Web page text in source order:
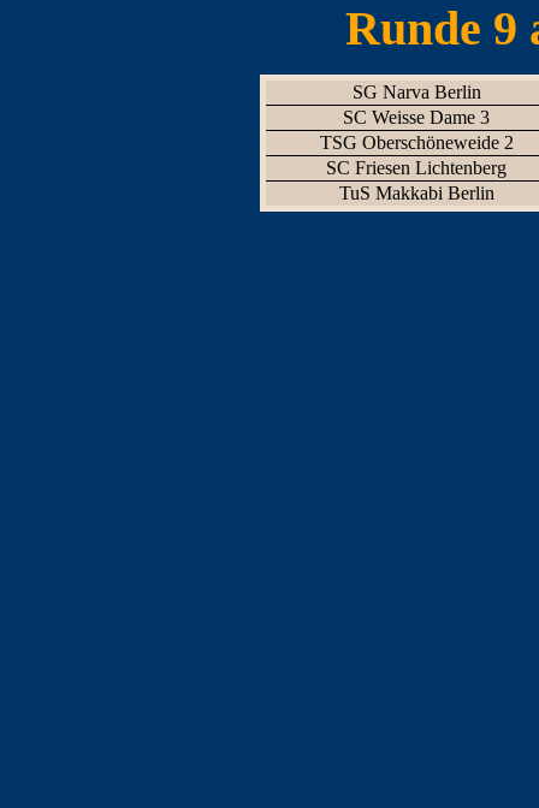
Runde 9
SG Narva Berlin
SC Weisse Dame 3
TSG Oberschöneweide 2
SC Friesen Lichtenberg
TuS Makkabi Berlin